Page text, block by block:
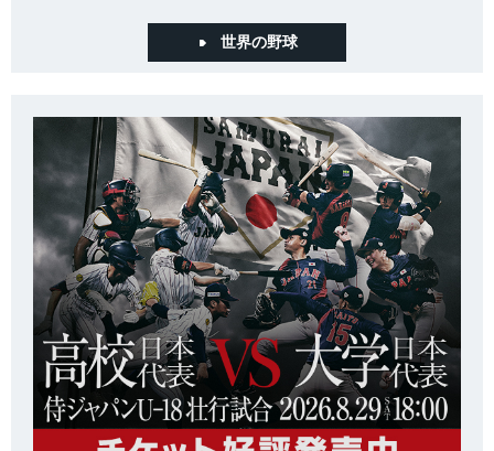
世界の野球